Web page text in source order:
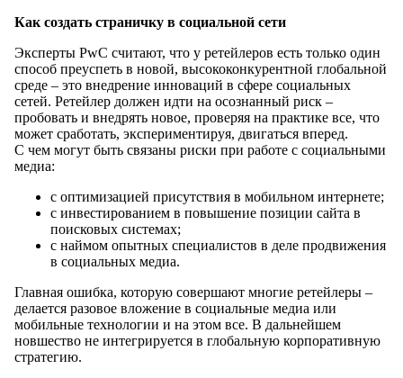
Как создать страничку в социальной сети
Эксперты PwC считают, что у ретейлеров есть только один
способ преуспеть в новой, высококонкурентной глобальной
среде – это внедрение инноваций в сфере социальных
сетей. Ретейлер должен идти на осознанный риск –
пробовать и внедрять новое, проверяя на практике все, что
может сработать, экспериментируя, двигаться вперед.
С чем могут быть связаны риски при работе с социальными
медиа:
с оптимизацией присутствия в мобильном интернете;
с инвестированием в повышение позиции сайта в
поисковых системах;
с наймом опытных специалистов в деле продвижения
в социальных медиа.
Главная ошибка, которую совершают многие ретейлеры –
делается разовое вложение в социальные медиа или
мобильные технологии и на этом все. В дальнейшем
новшество не интегрируется в глобальную корпоративную
стратегию.